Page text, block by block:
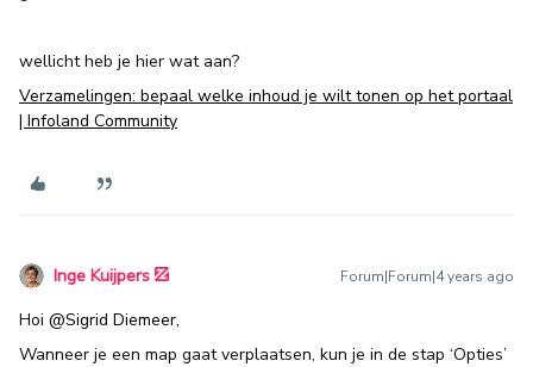
wellicht heb je hier wat aan?
Verzamelingen: bepaal welke inhoud je wilt tonen op het portaal
| Infoland Community
Inge Kuijpers Forum|Forum|4 years ago
Hoi @Sigrid Diemeer,
Wanneer je een map gaat verplaatsen, kun je in de stap ‘Opties’